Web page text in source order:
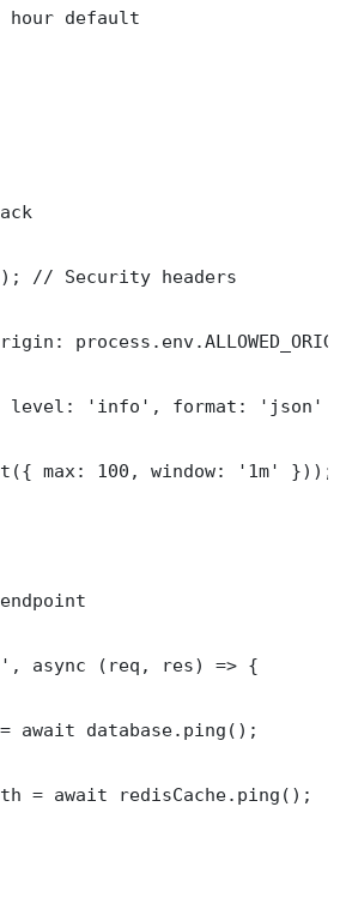
default
// Security headers
level: 'info', format: 'json'
max: 100, window: '1m' }));
async (req, res) => {
await database.ping();
= await redisCache.ping();